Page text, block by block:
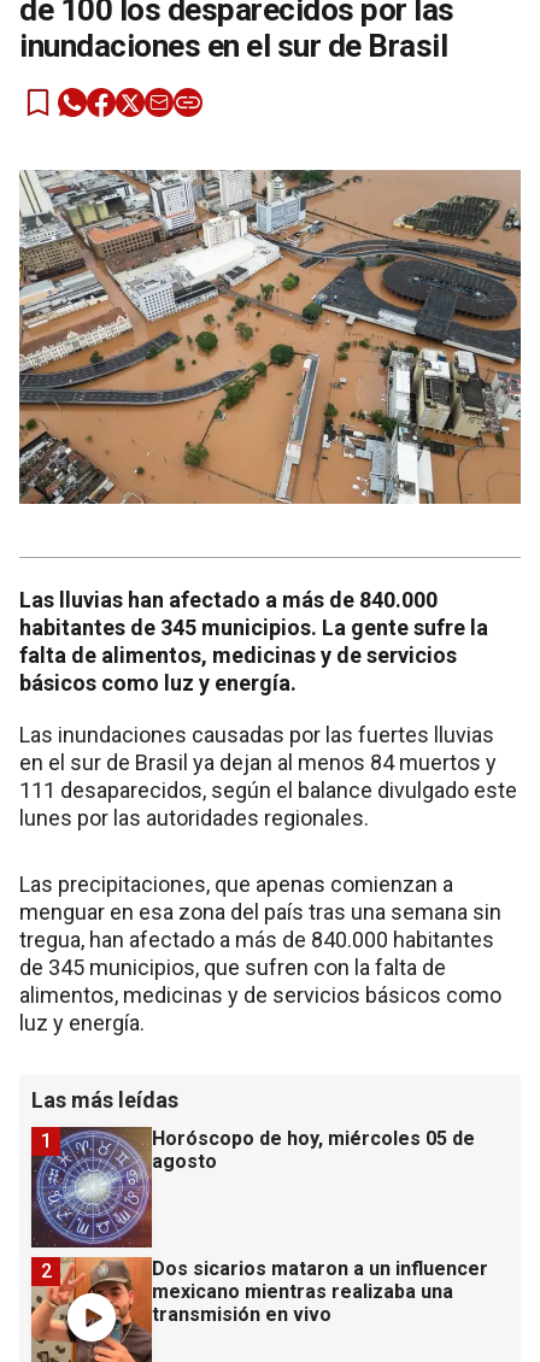
de 100 los desparecidos por las
inundaciones en el sur de Brasil
Las lluvias han afectado a más de 840.000
habitantes de 345 municipios. La gente sufre la
falta de alimentos, medicinas y de servicios
básicos como luz y energía.
Las inundaciones causadas por las fuertes lluvias
en el sur de Brasil ya dejan al menos 84 muertos y
111 desaparecidos, según el balance divulgado este
lunes por las autoridades regionales.
Las precipitaciones, que apenas comienzan a
menguar en esa zona del país tras una semana sin
tregua, han afectado a más de 840.000 habitantes
de 345 municipios, que sufren con la falta de
alimentos, medicinas y de servicios básicos como
luz y energía.
Las más leídas
Horóscopo de hoy, miércoles 05 de
agosto
1
Dos sicarios mataron a un influencer
mexicano mientras realizaba una
transmisión en vivo
2